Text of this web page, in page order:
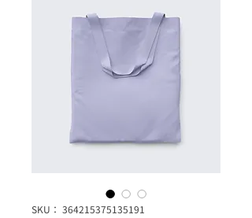
SKU： 364215375135191